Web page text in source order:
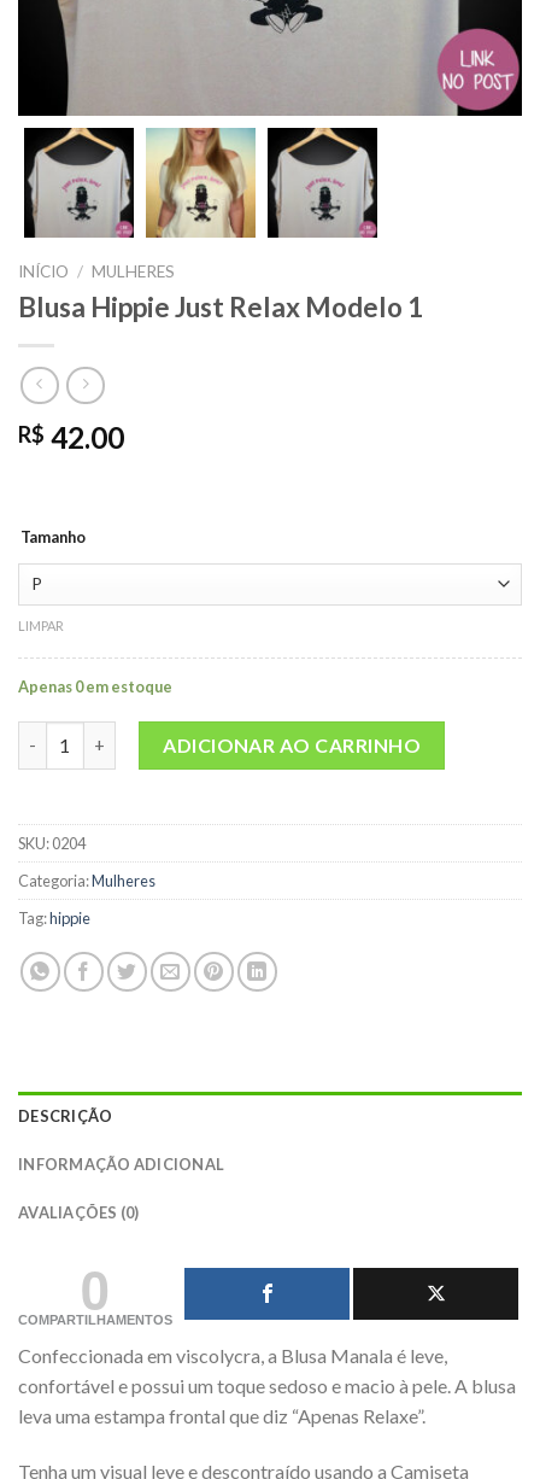
INÍCIO / MULHERES
Blusa Hippie Just Relax Modelo 1
R$ 42.00
Tamanho
LIMPAR
Apenas 0 em estoque
ADICIONAR AO CARRINHO
SKU:0204
Categoria:Mulheres
Tag:hippie
DESCRIÇÃO
INFORMAÇÃO ADICIONAL
AVALIAÇÕES (0)
0
COMPARTILHAMENTOS
Confeccionada em viscolycra, a Blusa Manala é leve,
confortável e possui um toque sedoso e macio à pele. A blusa
leva uma estampa frontal que diz “Apenas Relaxe”.
Tenha um visual leve e descontraído usando a Camiseta